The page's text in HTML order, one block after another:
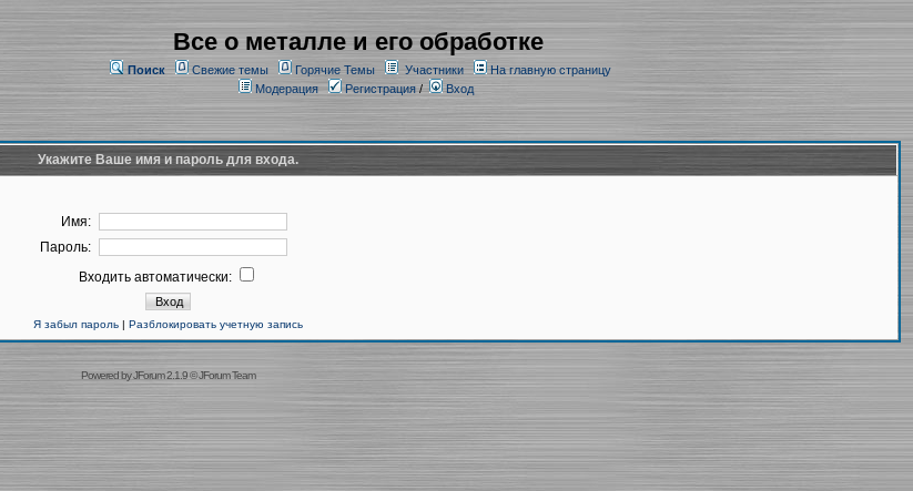
Все о металле и его обработке
Поиск Свежие темы Горячие Темы Участники
На главную страницу
Модерация
Регистрация/ Вход
Укажите Ваше имя и пароль для входа.
Имя:
Пароль:
Входить автоматически:
Я забыл пароль| Разблокировать учетную запись
Powered byJForum 2.1.9©JForum Team